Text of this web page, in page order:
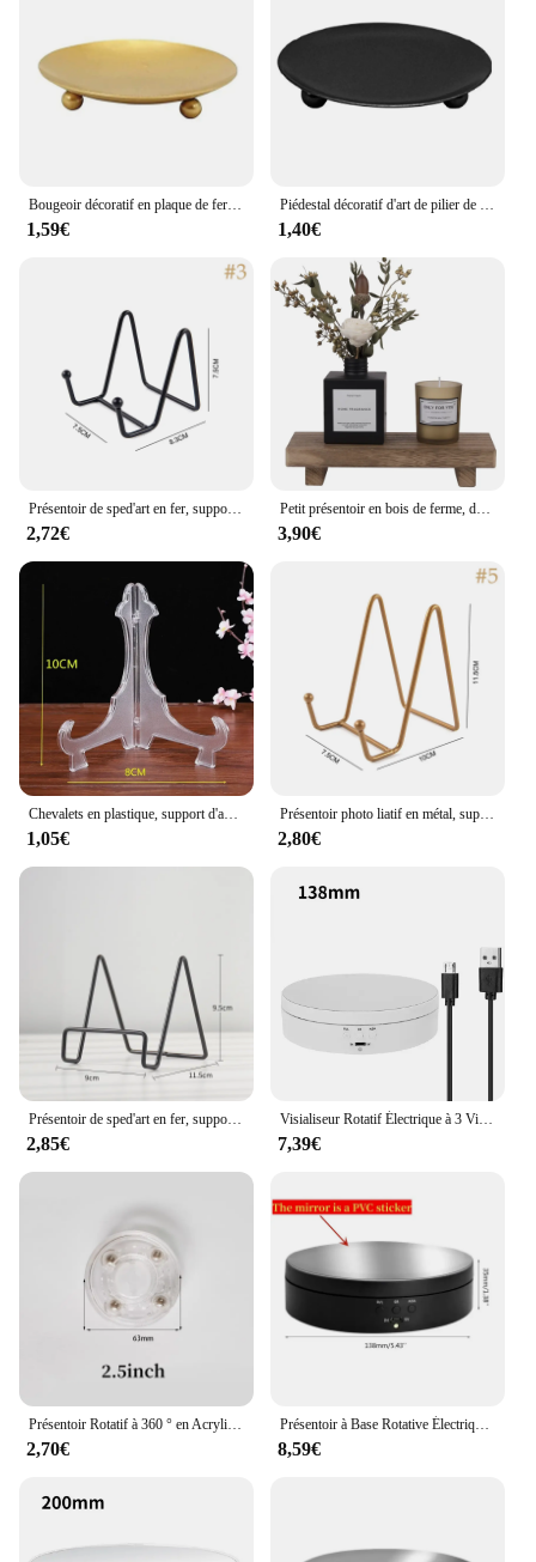
1,59€ 1,40€
Présentoir de sped'art en fer, support de rangement sur piédestal, assiette T1, bol, cadre photo, livre photo, ornements
2,72€
Petit présentoir en bois de ferme, décoration d'intérieur, piédestal de Regina, porte-vaisselle de cuisine, comptoir de vanité, évier
3,90€
Chevalets en plastique, support d'assiette, cadre Photo de mariage, présentoir de plat, support de piédestal, décoration de la maison
1,05€
Présentoir photo liatif en métal, support de plaque, cadre de gestion d'affichage, plaque décorative, arts de la salle de bains, 1PC
2,80€
Présentoir de sped'art en fer, support de rangement sur piédestal, assiette T1, bol, cadre photo, livre photo, ornements
2,85€
Visialiseur Rotatif Électrique à 3 Vitesses, Régulation Colorable à 360 °, Charge USB, Présentoir pour Prise de Vue Vidéo, Accessoire, Bijoux, Chaussures
7,39€
Présentoir Rotatif à 360 ° en Acrylique Colorable, Base Ronde Transparente, Décor de Bijoux Lazy Susan, Plaques de Comcussion, Quincaillerie de Meubles
2,70€
Présentoir à Base Rotative Électrique, 3 Vitesses, Résistant à 360, Porte-Bijoux Coloré, USB, Batterie, 62
8,59€